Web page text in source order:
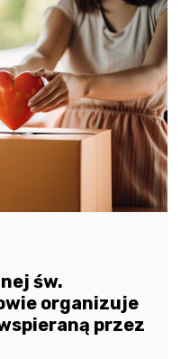
św.
organizuje
przez